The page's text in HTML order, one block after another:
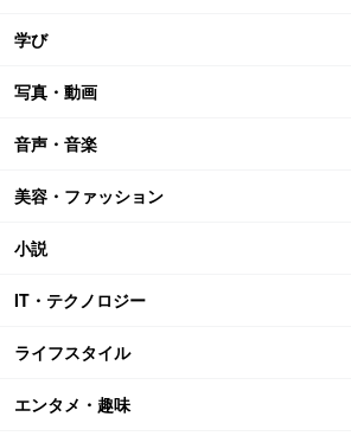
学び
写真・動画
音声・音楽
美容・ファッション
小説
IT・テクノロジー
ライフスタイル
エンタメ・趣味